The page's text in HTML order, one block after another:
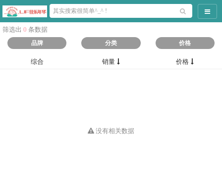
导航
筛选出 0 条数据
品牌 分类 价格
综合 销量 价格
没有相关数据